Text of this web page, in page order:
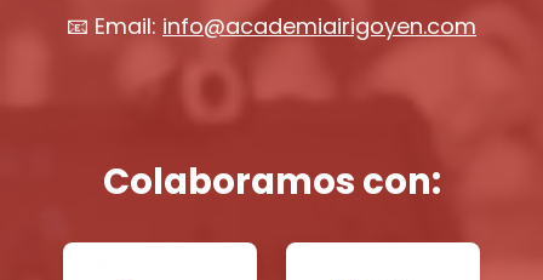
📧 Email: info@academiairigoyen.com
Colaboramos con: